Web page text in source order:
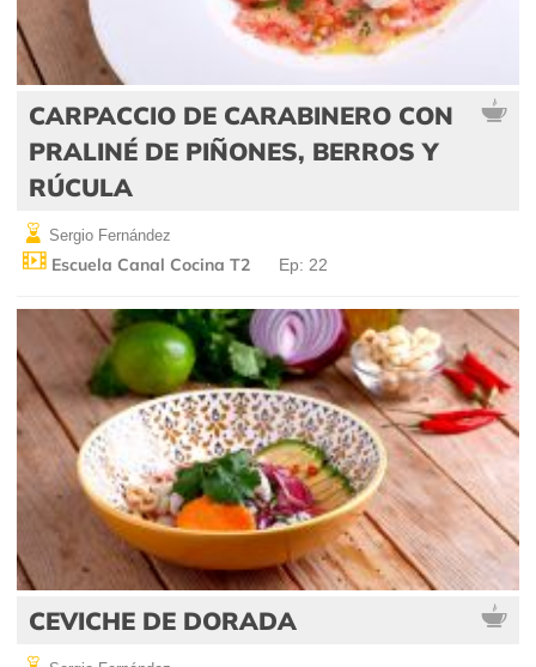
CARPACCIO DE CARABINERO CON
PRALINÉ DE PIÑONES, BERROS Y
RÚCULA
Sergio Fernández
Escuela Canal Cocina T2 Ep: 22
CEVICHE DE DORADA